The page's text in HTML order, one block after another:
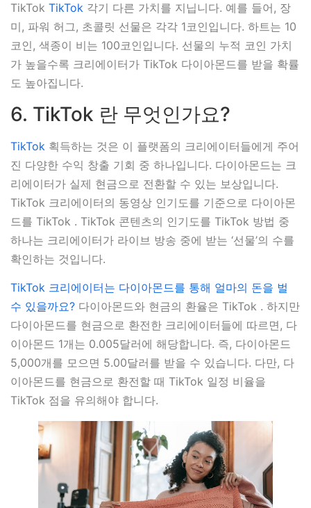
TikTok TikTok 각기 다른 가치를 지닙니다. 예를 들어, 장
미, 파워 허그, 초콜릿 선물은 각각 1코인입니다. 하트는 10
코인, 색종이 비는 100코인입니다. 선물의 누적 코인 가치
가 높을수록 크리에이터가 TikTok 다이아몬드를 받을 확률
도 높아집니다.
6. TikTok 란 무엇인가요?
TikTok 획득하는 것은 이 플랫폼의 크리에이터들에게 주어
진 다양한 수익 창출 기회 중 하나입니다. 다이아몬드는 크
리에이터가 실제 현금으로 전환할 수 있는 보상입니다.
TikTok 크리에이터의 동영상 인기도를 기준으로 다이아몬
드를 TikTok . TikTok 콘텐츠의 인기도를 TikTok 방법 중
하나는 크리에이터가 라이브 방송 중에 받는 ‘선물’의 수를
확인하는 것입니다.
TikTok 크리에이터는 다이아몬드를 통해 얼마의 돈을 벌
수 있을까요? 다이아몬드와 현금의 환율은 TikTok . 하지만
다이아몬드를 현금으로 환전한 크리에이터들에 따르면, 다
이아몬드 1개는 0.005달러에 해당합니다. 즉, 다이아몬드
5,000개를 모으면 5.00달러를 받을 수 있습니다. 다만, 다
이아몬드를 현금으로 환전할 때 TikTok 일정 비율을
TikTok 점을 유의해야 합니다.